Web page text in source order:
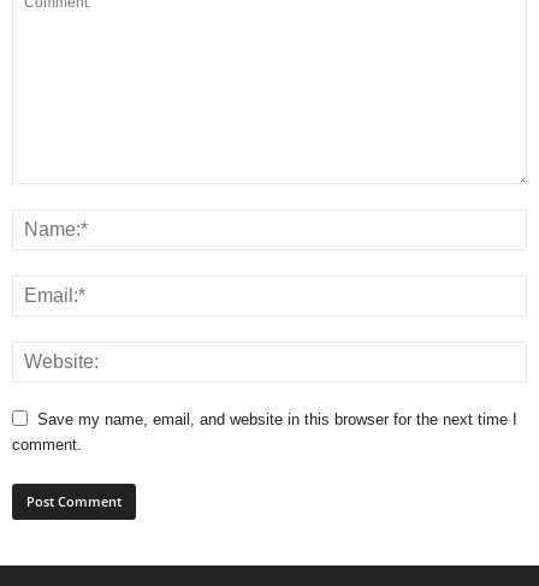
Save my name, email, and website in this browser for the next time I
comment.